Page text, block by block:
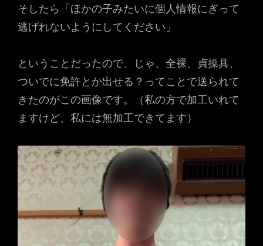
そしたら「ほかの子みたいに個人情報にぎって
逃げれないようにしてください」
ということだったので、じゃ、全裸、貞操具、
ついでに免許とか出せる？ってことで送られて
きたのがこの画像です。（私の方で加工いれて
ますけど、私には無加工できてます）